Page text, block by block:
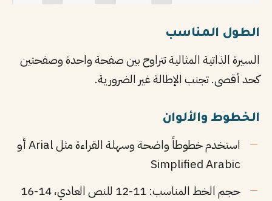
الطول المناسب
السيرة الذاتية المثالية تتراوح بين صفحة واحدة وصفحتين
كحد أقصى. تجنب الإطالة غير الضرورية.
الخطوط والألوان
استخدم خطوطاً واضحة وسهلة القراءة مثل Arial أو
Simplified Arabic
حجم الخط المناسب: 11-12 للنص العادي، 14-16